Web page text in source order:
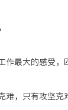
作最大的感受
难，只有攻坚克